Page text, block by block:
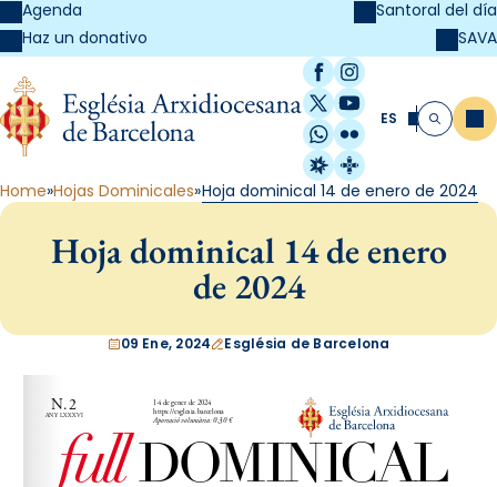
Agenda
Haz un donativo
Santoral del día
SAVA
Facebook
Instagram
X / Twitter
YouTube
WhatsApp
Flickr
Radio Estel
Catalunya
ES Buscar
Home Hojas Dominicales Hoja dominical 14 de enero de 2024
Hoja dominical 14 de enero
de 2024
09 Ene, 2024 Església de Barcelona